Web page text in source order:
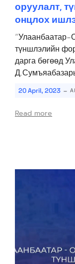
оруулалт,
онцлох
“Улаанбаатар-
түншлэлийн
дарга бөгөөд
20 April, 2023 -
Read more